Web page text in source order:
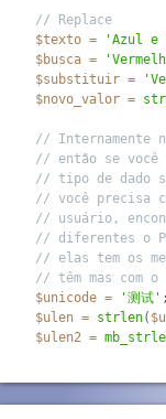
// Replace
$texto = 'Azul e
$busca =
$substituir =
$novo_valor =
// Internamente
// então se você
// tipo de dado
// você precisa
// usuário,
// diferentes o
// elas tem os
// têm mas com
$unicode = '测试' ;
$ulen = strlen(
$ulen2 =